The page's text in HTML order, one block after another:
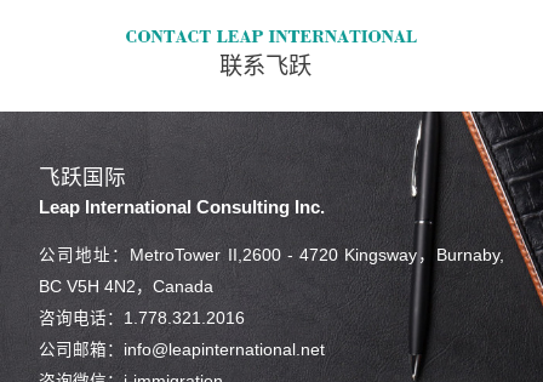
联系飞跃
飞跃国际
Leap International Consulting Inc.
公司地址：MetroTower II,2600 - 4720 Kingsway，Burnaby,
BC V5H 4N2，Canada
咨询电话：1.778.321.2016
公司邮箱：info@leapinternational.net